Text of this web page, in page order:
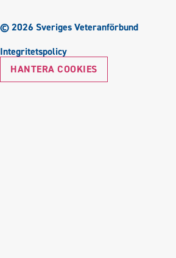
© 2026 Sveriges Veteranförbund
Integritetspolicy
HANTERA COOKIES